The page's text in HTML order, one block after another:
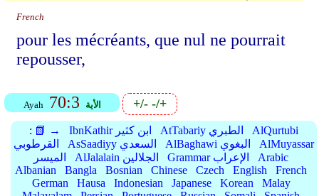
French
pour les mécréants, que nul ne pourrait
repousser,
Ayah 70:3 الأية +/--/+
: 📗 → IbnKathir ابن كثير AtTabariy الطبري
AlQurtubi
القرطوبي
AsSaadiyy السعدي AlBaghawi البغوي
AlMuyassar
الميسر
AlJalalain الجلالين Grammar الإعراب
Arabic
Albanian
Bangla Bosnian Chinese Czech English
French
German
Hausa Indonesian Japanese Korean
Malay